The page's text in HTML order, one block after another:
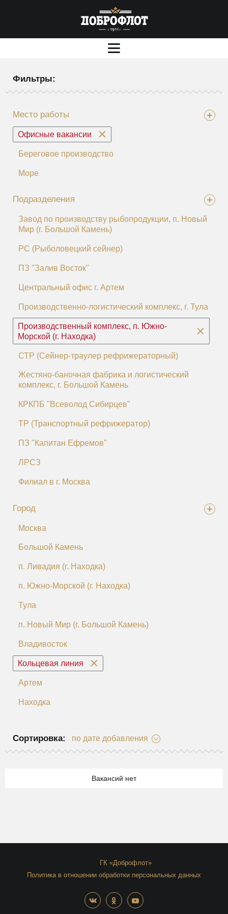
Фильтры:
Место работы
Офисные вакансии
Береговое производство
Море
Подразделения
Завод по производству рыбопродукции, п. Новый
Мир (г. Большой Камень)
РС (Рыболовецкий сейнер)
ПЗ "Залив Восток"
Центральный офис г. Артем
Производственно-логистический комплекс, г. Тула
Производственный комплекс, п. Южно-
Морской (г. Находка)
СТР (Сейнер-траулер рефрижераторный)
Жестяно-баночная фабрика и логистический
комплекс, г. Большой Камень
КРКПБ "Всеволод Сибирцев"
ТР (Транспортный рефрижератор)
ПЗ "Капитан Ефремов"
ЛРСЗ
Филиал в г. Москва
Город
Москва
Большой Камень
п. Ливадия (г. Находка)
п. Южно-Морской (г. Находка)
Тула
п. Новый Мир (г. Большой Камень)
Владивосток
Кольцевая линия
Артем
Находка
Сортировка: по дате добавления
Вакансий нет
ГК «Доброфлот»
Политика в отношении обработки персональных данных